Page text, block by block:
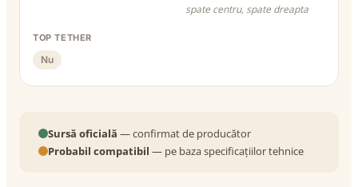
spate centru, spate dreapta
TOP TETHER
Nu
Sursă oficială — confirmat de producător
Probabil compatibil — pe baza specificațiilor tehnice